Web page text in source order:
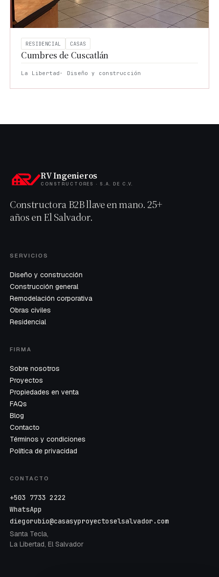
RESIDENCIAL CASAS
Cumbres de Cuscatlán
La Libertad · Diseño y construcción
RV Ingenieros
CONSTRUCTORES · S.A. DE C.V.
Constructora B2B llave en mano. 25+
años en El Salvador.
SERVICIOS
Diseño y construcción
Construcción general
Remodelación corporativa
Obras civiles
Residencial
FIRMA
Sobre nosotros
Proyectos
Propiedades en venta
FAQs
Blog
Contacto
Términos y condiciones
Política de privacidad
CONTACTO
+503 7733 2222
WhatsApp
diegorubio@casasyproyectoselsalvador.com
Santa Tecla,
La Libertad, El Salvador